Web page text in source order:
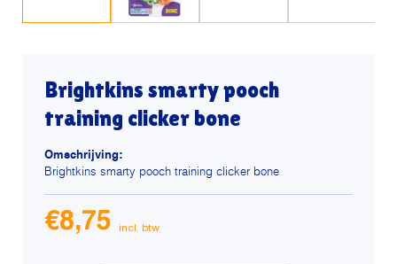
Brightkins smarty pooch
training clicker bone
Omschrijving:
Brightkins smarty pooch training clicker bone
€8,75